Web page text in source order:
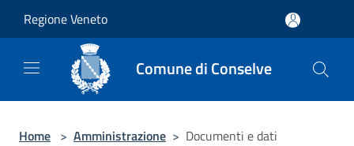
Regione Veneto
Comune di Conselve
Home > Amministrazione > Documenti e dati